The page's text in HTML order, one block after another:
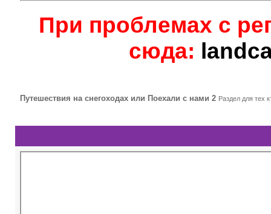
При проблемах с
сюда:
Путешествия на снегоходах или Поехали с нами 2 Раздел для тех